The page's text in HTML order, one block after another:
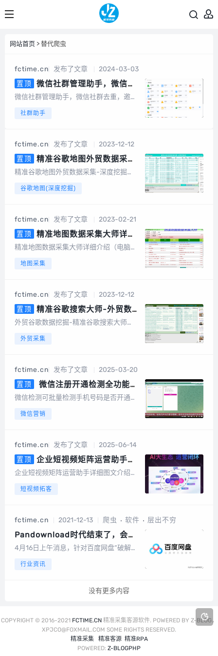
网站首页 > 替代爬虫
fctime.cn 发布了文章
2024-03-03
置顶
微信社群管理助手，微信社
群去重，含社群引流、社群运营、
自动回复、清理僵尸粉等等智能功
微信社群管理助手，微信社群去重，邀请
端开发的群管辅助软件，为团队及企业提
开。2、另外，也有企微版必销客，企销
客可以...
社群助手
fctime.cn 发布了文章
2023-12-12
置顶
精准谷歌地图外贸数据采集-
深度挖掘（电脑版）
精准谷歌地图外贸数据采集-深度挖掘
基于谷歌地图数据采集的软件，可以采集
词采集、一键采集邮箱、一键导出、数据
去重等，更...
谷歌地图(深度挖掘)
fctime.cn 发布了文章
2023-02-21
置顶
精准地图数据采集大师详细
介绍（电脑版，手机版）
精准地图数据采集大师详细介绍（电脑
精准地图数据采集大师安卓手机版是一款
地图采集
fctime.cn 发布了文章
2023-12-12
置顶
精准谷歌搜索大师-外贸数据
挖掘营销（电脑版）
外贸谷歌数据挖掘-精准谷歌搜索大师
以google搜索引擎作为基础进行智能数据
acebook、linkin、twitt...
外贸采集
fctime.cn 发布了文章
2025-03-20
置顶
微信注册开通检测全功能
版，可批量检测手机号码是否开通
筛选，国外号码，微信号QQ号等
微信检测可批量检测手机号码是否开通微
微信号QQ号等多种号码格式用户批量上传
来，高速筛选、精准无痕，有效降低运营
成本节...
微信营销
fctime.cn 发布了文章
2025-06-14
置顶
企业短视频矩阵运营助手详
细图文介绍，AI数字人，AI文案，
企业短视频矩阵运营助手详细图文介绍算
积分，1元100积分以数字人克隆为例短视
务管理图文矩阵管理UGC裂变码多模式视
频...
短视频拓客
fctime.cn 2021-12-13 爬虫 软件 层出不穷
Pandownload时代结束了，会有
其他软件替代它吗？比如现在的爬
4月16日上午消息，针对百度网盘“破解版”
通过官方微博发布声明回应称，“积极配合
私的犯罪行为爬虫工具。”4月15日下午，
行业资讯
没有更多内容
COPYRIGHT © 2016-2021 FCTIME.CN精准采集客源软件. POWERED BY Z-BLOG，
XPJCO@FOXMAIL.COM SOME RIGHTS RESERVED.
精准采集
精准客源 精准RPA
POWERED: Z-BLOGPHP